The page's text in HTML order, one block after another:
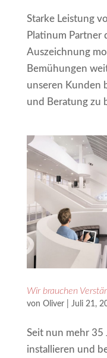
Starke Leistung
Platinum Partner
Auszeichnung
Bemühungen
unseren Kunden
und Beratung zu
Wir brauchen
von Oliver| Juli 21,
Seit nun mehr 35
installieren und